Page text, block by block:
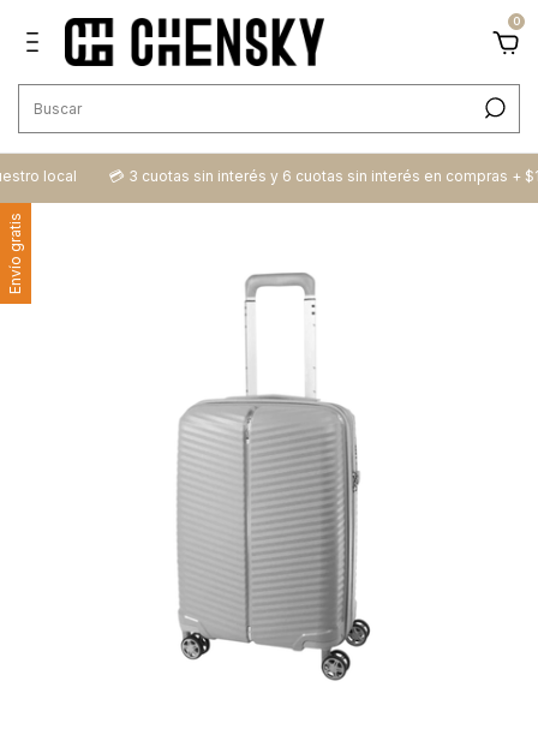
0
local 💳​ 3 cuotas sin interés y 6 cuotas sin interés en compras +
Envío gratis